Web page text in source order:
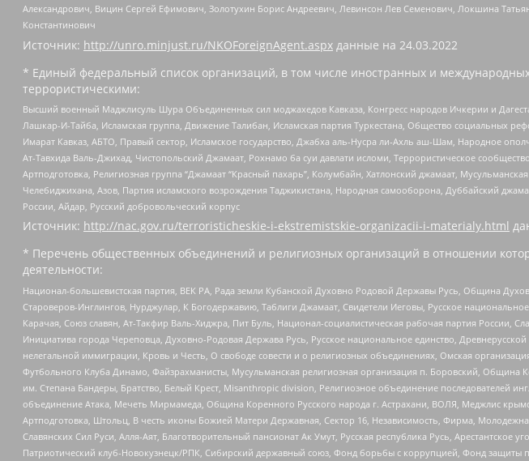
Александрович, Вицин Сергей Ефимович, Золотухин Борис Андреевич, Левинсон Лев Семенович, Локшина
Константинович
Источник: http://unro.minjust.ru/NKOForeignAgent.aspx данные на 24.03.2022
* Единый федеральный список организаций, в том числе иностранных и
террористическими:
Высший военный Маджлисуль Шура Объединенных сил моджахедов Кавказа, Конгресс народов Ичкерии и
Лашкар-И-Тайба, Исламская группа, Движение Талибан, Исламская партия Туркестана, Общество социальных
Имарат Кавказ, АБТО, Правый сектор, Исламское государство, Джабха аль-Нусра ли-Ахль аш-Шам, Народное
Ат-Тавхида Валь-Джихад, Чистопольский Джамаат, Рохнамо ба суи давлати исломи, Террористическое
Артподготовка, Религиозная группа “Джамаат “Красный пахарь”, Колумбайн, Хатлонский джамаат,
Челебиджихана, Азов, Партия исламского возрождения Таджикистана, Народная самооборона, Дуббайский
России, Айдар, Русский добровольческий корпус
Источник: http://nac.gov.ru/terroristicheskie-i-ekstremistskie-organizacii-i-materialy.html
* Перечень общественных объединений и религиозных организаций в отношении
деятельности:
Национал-большевистская партия, ВЕК РА, Рада земли Кубанской Духовно Родовой Державы Русь, Община
Староверов-Инглингов, Нурджулар, К Богодержавию, Таблиги Джамаат, Свидетели Иеговы, Русское
Карачая, Союз славян, Ат-Такфир Валь-Хиджра, Пит Буль, Национал-социалистическая рабочая партия
Инициатива города Череповца, Духовно-Родовая Держава Русь, Русское национальное единство,
нелегальной иммиграции, Кровь и Честь, О свободе совести и о религиозных объединениях, Омская
Футбольного Клуба Динамо, Файзрахманисты, Мусульманская религиозная организация п. Боровский,
им. Степана Бандеры, Братство, Белый Крест, Misanthropic division, Религиозное объединение последователей
объединение Атака, Мечеть Мирмамеда, Община Коренного Русского народа г. Астрахани, ВОЛЯ, Меджлис
Артподготовка, Штольц, В честь иконы Божией Матери Державная, Сектор 16, Независимость, Фирма,
Славянских Сил Руси, Алля-Аят, Благотворительный пансионат Ак Умут, Русская республика Русь,
Патриотический клуб-Новокузнецк/РПК, Сибирский державный союз, Фонд борьбы с коррупцией, Фонд защиты